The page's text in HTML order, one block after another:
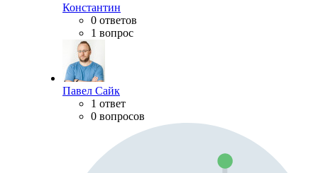
Константин
0 ответов
1 вопрос
Павел Сайк
1 ответ
0 вопросов